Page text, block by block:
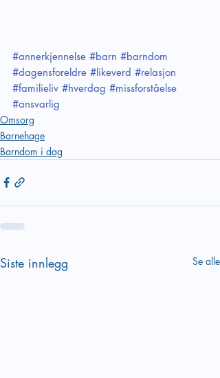
#annerkjennelse #barn #barndom
#dagensforeldre #likeverd #relasjon
#familieliv #hverdag #missforståelse
#ansvarlig
Omsorg
Barnehage
Barndom i dag
Siste innlegg Se alle